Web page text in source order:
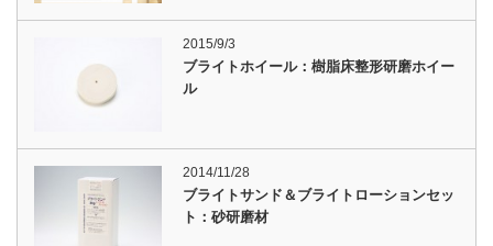
2015/9/3
ブライトホイール：樹脂床整形研磨ホイー
ル
2014/11/28
ブライトサンド＆ブライトローションセッ
ト：砂研磨材